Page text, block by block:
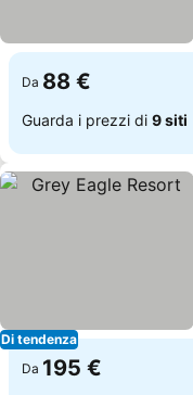
Da 88 €
Guarda i prezzi di 9 siti
Di tendenza
Da 195 €